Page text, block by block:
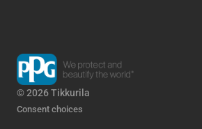
© 2026 Tikkurila
Consent choices